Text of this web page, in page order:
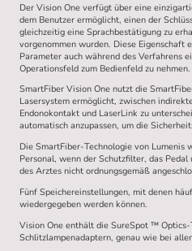
Der Vision One verfügt über eine
dem Benutzer ermöglicht, einen der
gleichzeitig eine Sprachbestätigung zu
vorgenommen wurden. Diese Eigenschaft
Parameter auch während des Verfahrens
Operationsfeld zum Bedienfeld zu nehmen.
SmartFiber Vision One nutzt die
Lasersystem ermöglicht, zwischen
Endonokontakt und LaserLink zu
automatisch anzupassen, um die
Die SmartFiber-Technologie von Lumenis
Personal, wenn der Schutzfilter, das
des Arztes nicht ordnungsgemäß
Fünf Speichereinstellungen, mit denen
wiedergegeben werden können.
Vision One enthält die SureSpot ™
Schlitzlampenadaptern, genau wie bei